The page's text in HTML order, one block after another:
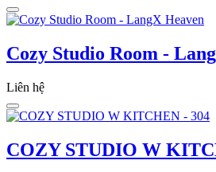
Cozy Studio Room -
Liên hệ
COZY STUDIO W